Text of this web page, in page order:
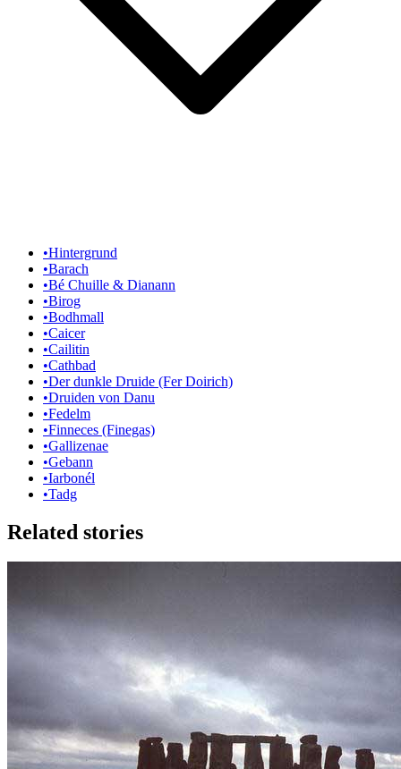
•Hintergrund
•Barach
•Bé Chuille & Dianann
•Birog
•Bodhmall
•Caicer
•Cailitin
•Cathbad
•Der dunkle Druide (Fer Doirich)
•Druiden von Danu
•Fedelm
•Finneces (Finegas)
•Gallizenae
•Gebann
•Iarbonél
•Tadg
Related stories